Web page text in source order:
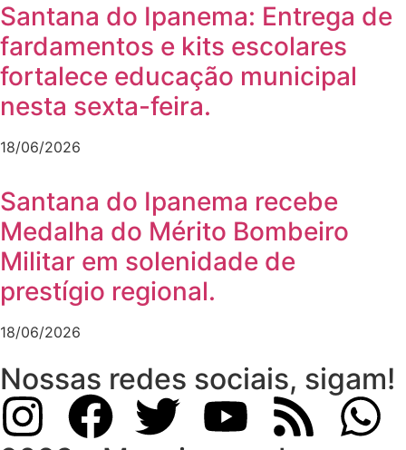
Santana do Ipanema: Entrega de
fardamentos e kits escolares
fortalece educação municipal
nesta sexta-feira.
18/06/2026
Santana do Ipanema recebe
Medalha do Mérito Bombeiro
Militar em solenidade de
prestígio regional.
18/06/2026
Nossas redes sociais, sigam!